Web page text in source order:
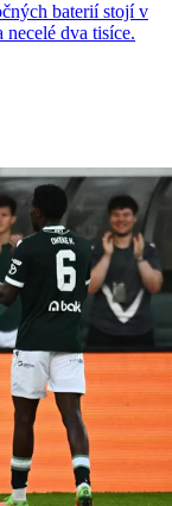
baterií stojí v
dva tisíce.